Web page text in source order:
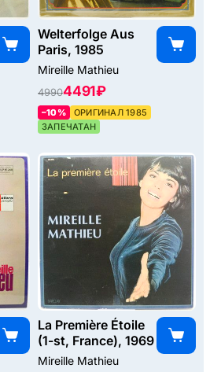
Welterfolge Aus
Paris, 1985
Mireille Mathieu
49904491 ₽
–10%
ОРИГИНАЛ 1985
ЗАПЕЧАТАН
La Première Étoile
(1-st, France), 1969
Mireille Mathieu